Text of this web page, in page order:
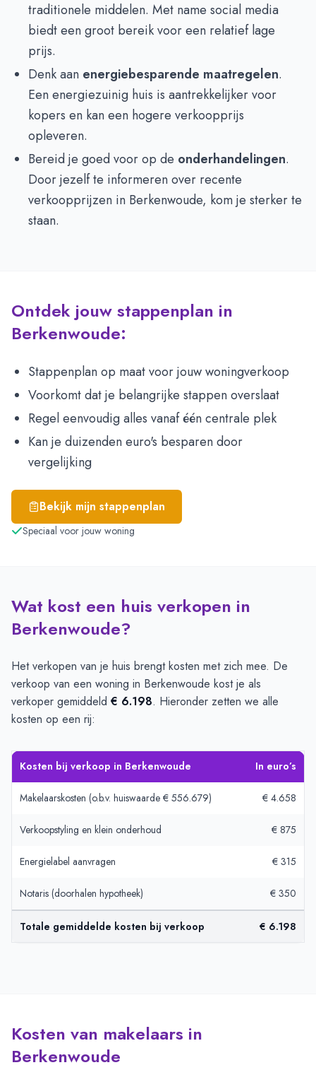
traditionele middelen. Met name social media
biedt een groot bereik voor een relatief lage
prijs.
Denk aan energiebesparende maatregelen.
Een energiezuinig huis is aantrekkelijker voor
kopers en kan een hogere verkoopprijs
opleveren.
Bereid je goed voor op de onderhandelingen.
Door jezelf te informeren over recente
verkoopprijzen in Berkenwoude, kom je sterker te
staan.
Ontdek jouw stappenplan in
Berkenwoude:
Stappenplan op maat voor jouw woningverkoop
Voorkomt dat je belangrijke stappen overslaat
Regel eenvoudig alles vanaf één centrale plek
Kan je duizenden euro's besparen door
vergelijking
Bekijk mijn stappenplan
Speciaal voor jouw woning
Wat kost een huis verkopen in
Berkenwoude?
Het verkopen van je huis brengt kosten met zich mee. De
verkoop van een woning in Berkenwoude kost je als
verkoper gemiddeld € 6.198. Hieronder zetten we alle
kosten op een rij:
Kosten bij verkoop in Berkenwoude In euro’s
Makelaarskosten (o.b.v. huiswaarde € 556.679) € 4.658
Verkoopstyling en klein onderhoud € 875
Energielabel aanvragen € 315
Notaris (doorhalen hypotheek) € 350
Totale gemiddelde kosten bij verkoop € 6.198
Kosten van makelaars in
Berkenwoude